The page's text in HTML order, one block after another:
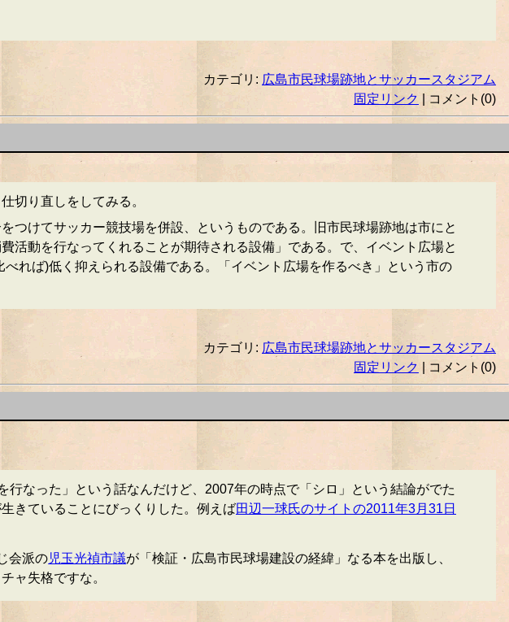
カテゴリ: 広島市民球場跡地とサッカースタジアム
固定リンク
| コメント(0)
切り直しをしてみる。
つけてサッカー競技場を併設、というものである。旧市民球場跡地は市にと
活動を行なってくれることが期待される設備」である。で、イベント広場と
れば)低く抑えられる設備である。「イベント広場を作るべき」という市の
カテゴリ: 広島市民球場跡地とサッカースタジアム
固定リンク
| コメント(0)
なった」という話なんだけど、2007年の時点で「シロ」という結論がでた
きていることにびっくりした。例えば田辺一球氏のサイトの2011年3月31日
会派の児玉光禎市議が「検証・広島市民球場建設の経緯」なる本を出版し、
ャ失格ですな。